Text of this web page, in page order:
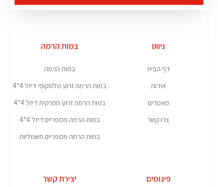
ניווט
דף הבית
אודות
מאמרים
צרו קשר
במות הרמה
במות הרמה
במות הרמה זרוע טלסקופי דיזל 4*4
במות הרמה זרוע מפרקית דיזל 4*4
במות הרמה מספריים דיזל 4*4
במות הרמה מספריים חשמליות
פיגומים יצירת קשר